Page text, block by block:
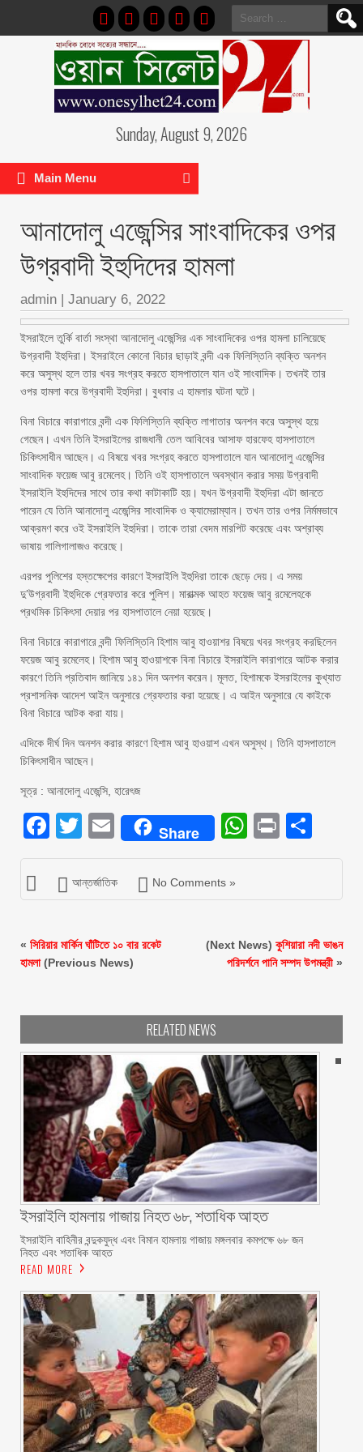
Search
for:
Sunday, August 9, 2026
Main Menu
আনাদোলু এজেন্সির সাংবাদিকের ওপর
উগ্রবাদী ইহুদিদের হামলা
admin | January 6, 2022
ইসরাইলে তুর্কি বার্তা সংস্থা আনাদোলু এজেন্সির এক সাংবাদিকের ওপর হামলা চালিয়েছে
উগ্রবাদী ইহুদিরা। ইসরাইলে কোনো বিচার ছাড়াই বন্দী এক ফিলিস্তিনি ব্যক্তি অনশন
করে অসুস্থ হলে তার খবর সংগ্রহ করতে হাসপাতালে যান ওই সাংবাদিক। তখনই তার
ওপর হামলা করে উগ্রবাদী ইহুদিরা। বুধবার এ হামলার ঘটনা ঘটে।
বিনা বিচারে কারাগারে বন্দী এক ফিলিস্তিনি ব্যক্তি লাগাতার অনশন করে অসুস্থ হয়ে
গেছেন। এখন তিনি ইসরাইলের রাজধানী তেল আবিবের আসাফ হারফেহ হাসপাতালে
চিকিৎসাধীন আছেন। এ বিষয়ে খবর সংগ্রহ করতে হাসপাতালে যান আনাদোলু এজেন্সির
সাংবাদিক ফয়েজ আবু রমেলেহ। তিনি ওই হাসপাতালে অবস্থান করার সময় উগ্রবাদী
ইসরাইলি ইহুদিদের সাথে তার কথা কাটাকাটি হয়। যখন উগ্রবাদী ইহুদিরা এটা জানতে
পারেন যে তিনি আনাদোলু এজেন্সির সাংবাদিক ও ক্যামেরাম্যান। তখন তার ওপর নির্মমভাবে
আক্রমণ করে ওই ইসরাইলি ইহুদিরা। তাকে তারা বেদম মারপিট করেছে এবং অশ্রাব্য
ভাষায় গালিগালাজও করেছে।
এরপর পুলিশের হস্তক্ষেপের কারণে ইসরাইলি ইহুদিরা তাকে ছেড়ে দেয়। এ সময়
দু’উগ্রবাদী ইহুদিকে গ্রেফতার করে পুলিশ। মারাত্মক আহত ফয়েজ আবু রমেলেহকে
প্রথমিক চিকিৎসা দেয়ার পর হাসপাতালে নেয়া হয়েছে।
বিনা বিচারে কারাগারে বন্দী ফিলিস্তিনি হিশাম আবু হাওয়াশর বিষয়ে খবর সংগ্রহ করছিলেন
ফয়েজ আবু রমেলেহ। হিশাম আবু হাওয়াশকে বিনা বিচারে ইসরাইলি কারাগারে আটক করার
কারণে তিনি প্রতিবাদ জানিয়ে ১৪১ দিন অনশন করেন। মূলত, হিশামকে ইসরাইলের কুখ্যাত
প্রশাসনিক আদেশ আইন অনুসারে গ্রেফতার করা হয়েছে। এ আইন অনুসারে যে কাইকে
বিনা বিচারে আটক করা যায়।
এদিকে দীর্ঘ দিন অনশন করার কারণে হিশাম আবু হাওয়াশ এখন অসুস্থ। তিনি হাসপাতালে
চিকিৎসাধীন আছেন।
সূত্র : আনাদোলু এজেন্সি, হারেৎজ
Facebook
Twitter
EmailShare Print
আন্তর্জাতিক No Comments »
« সিরিয়ার মার্কিন ঘাঁটিতে ১০ বার রকেট
হামলা(Previous News)
(Next News) কুশিয়ারা নদী ভাঙন
পরিদর্শনে পানি সম্পদ উপমন্ত্রী »
RELATED NEWS
ইসরাইলি হামলায় গাজায় নিহত ৬৮, শতাধিক আহত
ইসরাইলি বাহিনীর বন্দুকযুদ্ধ এবং বিমান হামলায় গাজায় মঙ্গলবার কমপক্ষে ৬৮ জন
নিহত এবং শতাধিক আহত
READ MORE